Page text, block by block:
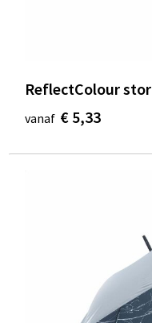
ReflectColour
vanaf € 5,33